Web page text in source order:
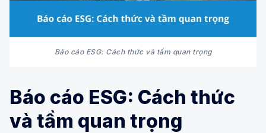
Báo cáo ESG: Cách thức và tầm quan trọng
Báo cáo ESG: Cách thức
và tầm quan trọng